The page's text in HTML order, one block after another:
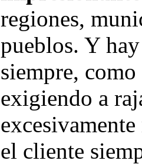
regiones,
pueblos. Y
siempre,
exigiendo a
el cliente